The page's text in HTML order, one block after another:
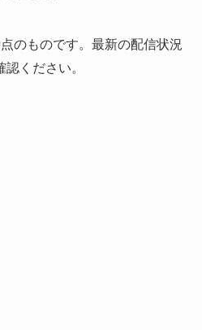
のものです。最新の配信状況
ください。